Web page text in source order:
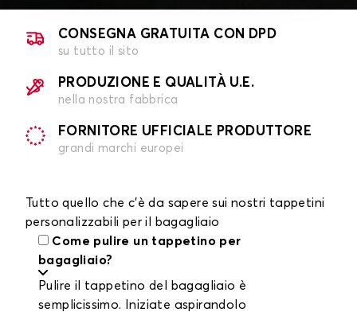
CONSEGNA GRATUITA CON DPD
su tutto il sito
PRODUZIONE E QUALITÀ U.E.
nella nostra fabbrica
FORNITORE UFFICIALE PRODUTTORE
grandi marchi europei
Tutto quello che c'è da sapere sui nostri tappetini
personalizzabili per il bagagliaio
Come pulire un tappetino per
bagagliaio?
Pulire il tappetino del bagagliaio è
semplicissimo. Iniziate aspirandolo